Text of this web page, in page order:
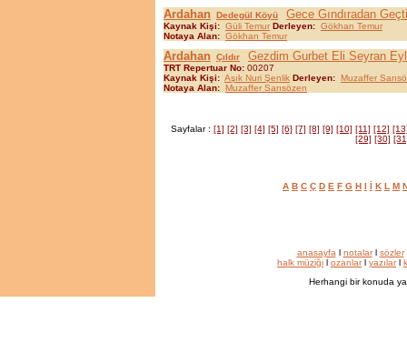
Ardahan Dedegül Köyü Gece Gındıradan
Kaynak Kişi: Güli Temur Derleyen: Gökhan Temur
Notaya Alan: Gökhan Temur
Ardahan Çıldır Gezdim Gurbet Eli Seyran
TRT Repertuar No: 00207
Kaynak Kişi: Aşık Nuri Şenlik Derleyen: Muzaffer
Notaya Alan: Muzaffer Sarısözen
Sayfalar : [1] [2] [3] [4] [5] [6] [7] [8] [9] [10] [11] [12]
[29] [30]
A B C Ç D E F G H I İ K L M
anasayfa l notalarl sözler
halk müziği l ozanlarl yazılarl
Herhangi bir konuda